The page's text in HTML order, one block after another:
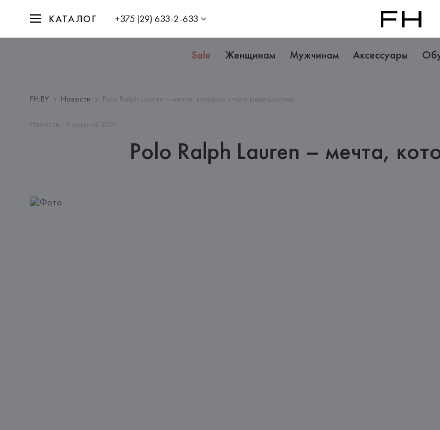
КАТАЛОГ +375 (29) 633-2-633
Sale Женщинам Мужчинам Аксессуары
FH.BY Новости Polo Ralph Lauren – мечта, которая стала реальностью
Новость; 9 августа 2021
Polo Ralph Lauren – мечта,